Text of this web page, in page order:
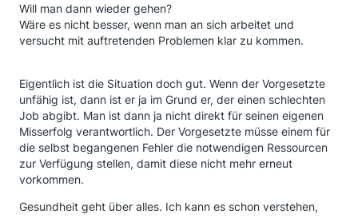
Will man dann wieder gehen?
Wäre es nicht besser, wenn man an sich arbeitet und
versucht mit auftretenden Problemen klar zu kommen.
Eigentlich ist die Situation doch gut. Wenn der Vorgesetzte
unfähig ist, dann ist er ja im Grund er, der einen schlechten
Job abgibt. Man ist dann ja nicht direkt für seinen eigenen
Misserfolg verantwortlich. Der Vorgesetzte müsse einem für
die selbst begangenen Fehler die notwendigen Ressourcen
zur Verfügung stellen, damit diese nicht mehr erneut
vorkommen.
Gesundheit geht über alles. Ich kann es schon verstehen,